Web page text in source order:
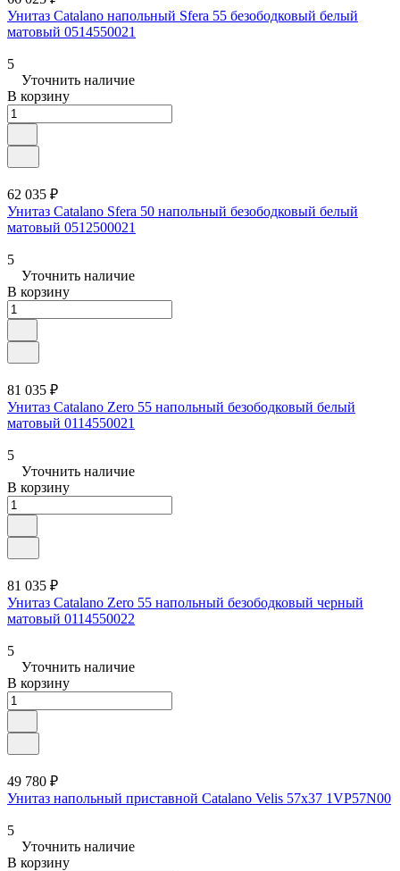
Унитаз Catalano напольный Sfera 55 безободковый белый
матовый 0514550021
5
Уточнить наличие
В корзину
62 035 ₽
Унитаз Catalano Sfera 50 напольный безободковый белый
матовый 0512500021
5
Уточнить наличие
В корзину
81 035 ₽
Унитаз Catalano Zero 55 напольный безободковый белый
матовый 0114550021
5
Уточнить наличие
В корзину
81 035 ₽
Унитаз Catalano Zero 55 напольный безободковый черный
матовый 0114550022
5
Уточнить наличие
В корзину
49 780 ₽
Унитаз напольный приставной Catalano Velis 57x37 1VP57N00
5
Уточнить наличие
В корзину